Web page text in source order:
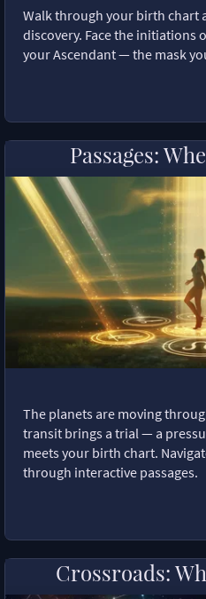
Walk through your birth chart
discovery. Face the initiations
your Ascendant — the mask
Passages:
The planets are moving
transit brings a trial — a
meets your birth chart.
through interactive passages.
Crossroads: